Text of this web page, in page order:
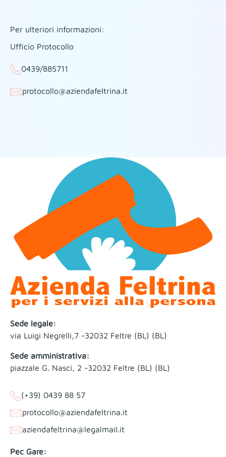
Per ulteriori informazioni:
Ufficio Protocollo
0439/885711
protocollo@aziendafeltrina.it
Sede legale:
via Luigi Negrelli,7 -32032 Feltre (BL) (BL)
Sede amministrativa:
piazzale G. Nasci, 2 -32032 Feltre (BL) (BL)
(+39) 0439 88 57
protocollo@aziendafeltrina.it
aziendafeltrina@legalmail.it
Pec Gare: